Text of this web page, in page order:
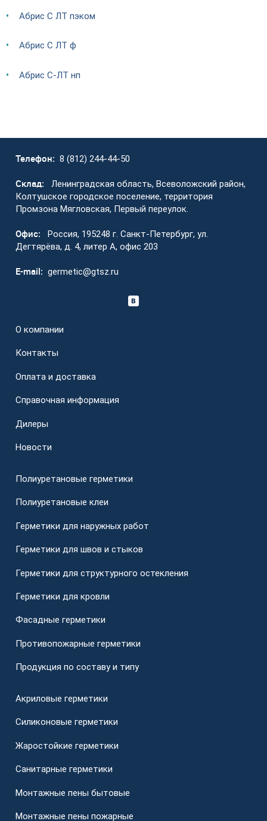
Абрис С ЛТ пэком
Абрис С ЛТ ф
Абрис С-ЛТ нп
Телефон: 8 (812) 244-44-50
Склад:
Ленинградская область, Всеволожский район,
Колтушское городское поселение, территория
Промзона Мягловская, Первый переулок.
Офис:
Россия, 195248 г. Санкт-Петербург, ул.
Дегтярёва, д. 4, литер А, офис 203
E-mail: germetic@gtsz.ru
О компании
Контакты
Оплата и доставка
Справочная информация
Дилеры
Новости
Полиуретановые герметики
Полиуретановые клеи
Герметики для наружных работ
Герметики для швов и стыков
Герметики для структурного остекления
Герметики для кровли
Фасадные герметики
Противопожарные герметики
Продукция по составу и типу
Акриловые герметики
Силиконовые герметики
Жаростойкие герметики
Санитарные герметики
Монтажные пены бытовые
Монтажные пены пожарные